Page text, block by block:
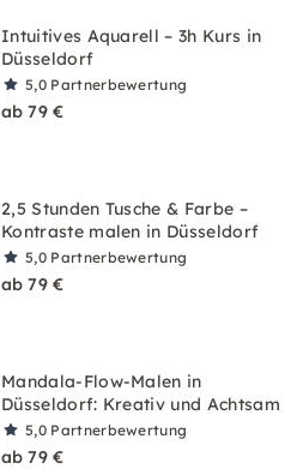
Intuitives Aquarell – 3h Kurs in
Düsseldorf
5,0 Partnerbewertung
ab 79 €
2,5 Stunden Tusche & Farbe –
Kontraste malen in Düsseldorf
5,0 Partnerbewertung
ab 79 €
Mandala-Flow-Malen in
Düsseldorf: Kreativ und Achtsam
5,0 Partnerbewertung
ab 79 €